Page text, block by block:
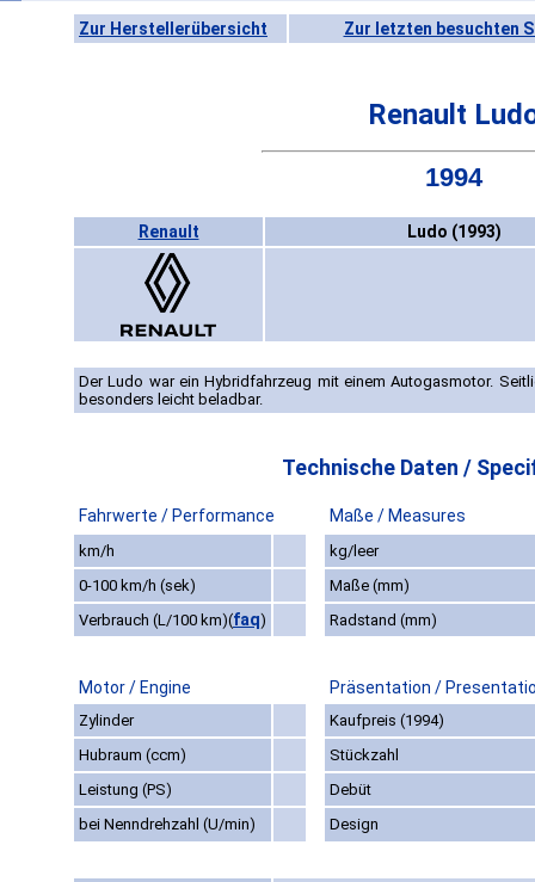
Zur Herstellerübersicht Zur letzten besuchten
Renault
1994
Renault Ludo (1993)
Der Ludo war ein Hybridfahrzeug mit einem Autogasmotor.
besonders leicht beladbar.
Technische Daten /
Fahrwerte / Performance Maße / Measures
km/h
kg/leer
0-100 km/h (sek)
Maße (mm)
Verbrauch (L/100 km)(faq) Radstand (mm)
Motor / Engine Präsentation /
Zylinder
Kaufpreis (1994)
Hubraum (ccm)
Stückzahl
Leistung (PS)
Debüt
bei Nenndrehzahl (U/min)
Design